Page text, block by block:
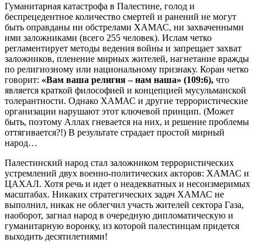
Гуманитарная катастрофа в Палестине, голод и
беспрецедентное количество смертей и ранений не могут
быть оправданы ни обстрелами ХАМАС, ни захваченными
ими заложниками (всего 255 человек). Ислам четко
регламентирует методы ведения войны и запрещает захват
заложников, пленение мирных жителей, нагнетание вражды
по религиозному или национальному признаку. Коран четко
говорит: «Вам ваша религия – нам наша» (109:6), что
является краткой философией и концепцией мусульманской
толерантности. Однако ХАМАС и другие террористические
организации нарушают этот ключевой принцип. (Может
быть, поэтому Аллах гневается на них, и решение проблемы
оттягивается?!) В результате страдает простой мирный
народ…
Палестинский народ стал заложником террористических
устремлений двух военно-политических акторов: ХАМАС и
ЦАХАЛ. Хотя речь и идет о неадекватных и несоизмеримых
масштабах. Никаких стратегических задач ХАМАС не
выполнил, никак не облегчил участь жителей сектора Газа,
наоборот, загнал народ в очередную дипломатическую и
гуманитарную воронку, из которой палестинцам придется
выходить десятилетиями!